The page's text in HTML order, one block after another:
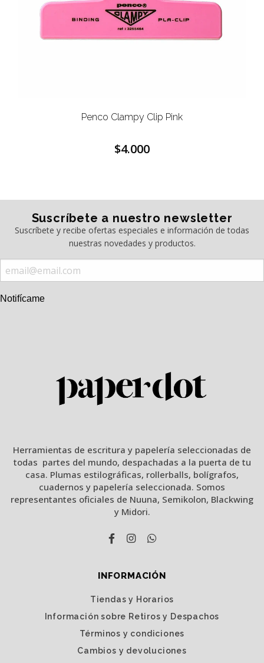
Penco Clampy Clip Pink
$4.000
Suscríbete a nuestro newsletter
Suscríbete y recibe ofertas especiales e información de todas
nuestras novedades y productos.
Notifícame
Herramientas de escritura y papelería seleccionadas de
todas partes del mundo, despachadas a la puerta de tu
casa. Plumas estilográficas, rollerballs, bolígrafos,
cuadernos y papelería seleccionada. Somos
representantes oficiales de Nuuna, Semikolon, Blackwing
y Midori.
INFORMACIÓN
Tiendas y Horarios
Información sobre Retiros y Despachos
Términos y condiciones
Cambios y devoluciones